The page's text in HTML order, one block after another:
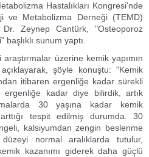
Hastalıkları Kongresi'nde
ve Metabolizma Derneği (TEMD)
Zeynep Cantürk, "Osteoporoz
sunum yaptı.
üzerine kemik yapımın
şöyle konuştu: "Kemik
itibaren ergenliğe kadar sürekli
ergenliğe kadar diye bilirdik, artık
30 yaşına kadar kemik
tespit edilmiş durumda. 30
kalsiyumdan zengin beslenme
normal aralıklarda tutulur,
kazanımı giderek daha güçlü